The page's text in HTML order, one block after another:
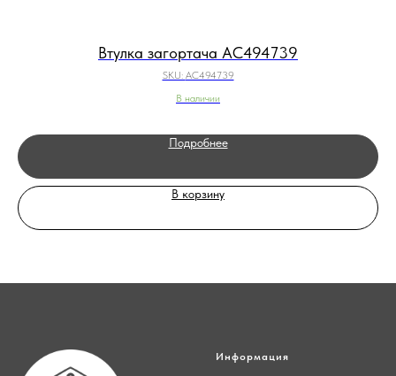
Втулка загортача AC494739
SKU: AC494739
В наличии
Подробнее
В корзину
Информация